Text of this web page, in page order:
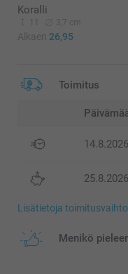
Koralli
3,7 cm
Alkaen 26,95
Toimitus
14.8.2026
25.8.2026
Lisätietoja
Menikö